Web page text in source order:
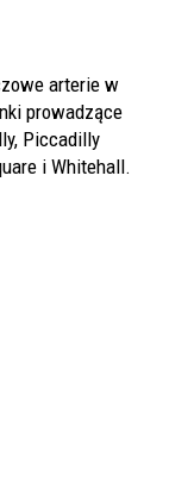
arterie w
prowadzące
Piccadilly
i Whitehall.